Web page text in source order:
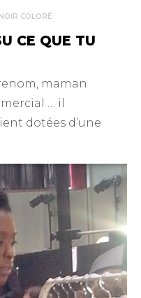
COLORÉ
CE QUE TU
maman
… il
dotées d’une